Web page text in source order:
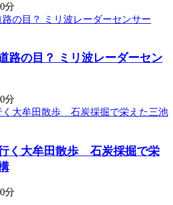
分
路の目？ ミリ波レーダーセン
分
く大牟田散歩 石炭採掘で栄
分